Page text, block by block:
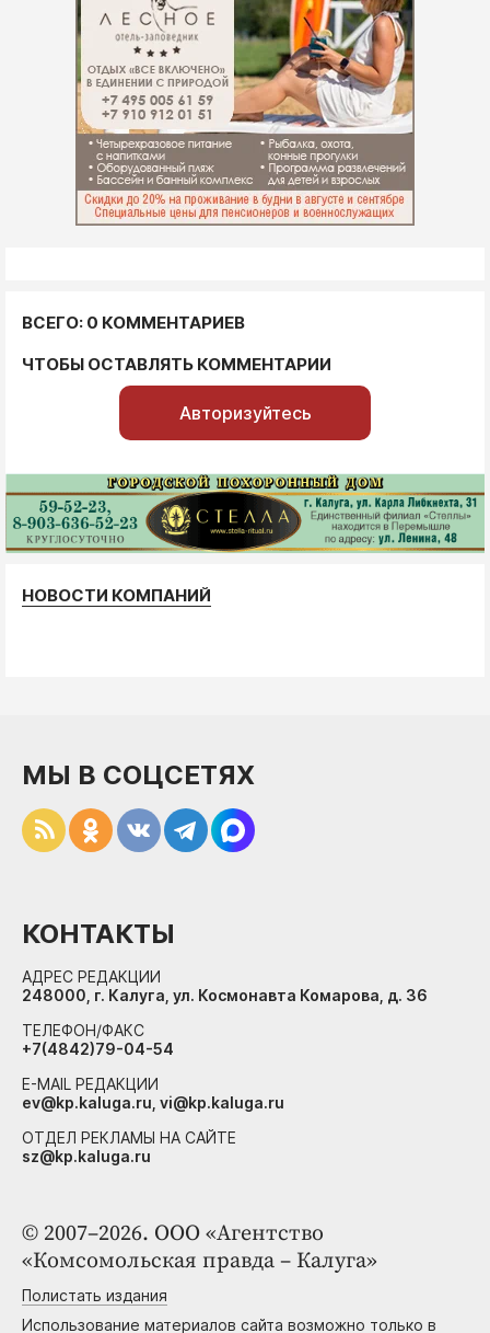
ВСЕГО: 0 КОММЕНТАРИЕВ
ЧТОБЫ ОСТАВЛЯТЬ КОММЕНТАРИИ
Авторизуйтесь
НОВОСТИ КОМПАНИЙ
© 2007–2026. ООО «Агентство
«Комсомольская правда – Калуга»
Полистать издания
Использование материалов сайта возможно только в
МЫ В СОЦСЕТЯХ
КОНТАКТЫ
АДРЕС РЕДАКЦИИ
248000, г. Калуга, ул. Космонавта Комарова, д. 36
ТЕЛЕФОН/ФАКС
+7(4842)79-04-54
E-MAIL РЕДАКЦИИ
ev@kp.kaluga.ru, vi@kp.kaluga.ru
ОТДЕЛ РЕКЛАМЫ НА САЙТЕ
sz@kp.kaluga.ru